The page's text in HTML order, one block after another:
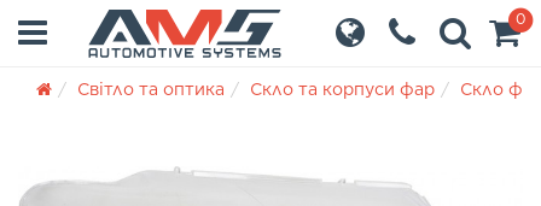
0
Світло та оптика Скло та корпуси фар Скло